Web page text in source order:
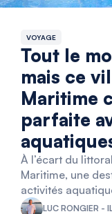
VOYAGE
Tout le
mais ce
Maritime
parfaite
À l’écart du
Maritime, une
activités
LUC RONGIER -